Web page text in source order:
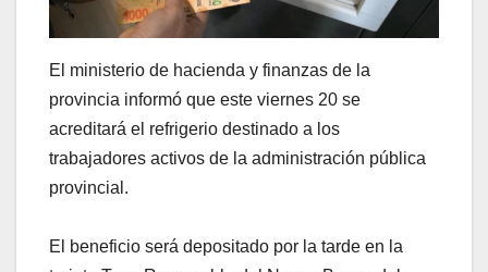
El ministerio de hacienda y finanzas de la
provincia informó que este viernes 20 se
acreditará el refrigerio destinado a los
trabajadores activos de la administración pública
provincial.
El beneficio será depositado por la tarde en la